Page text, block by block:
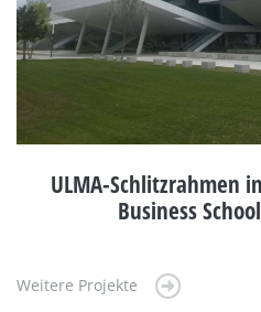
ULMA-Schlitzrahmen
Business
Weitere Projekte